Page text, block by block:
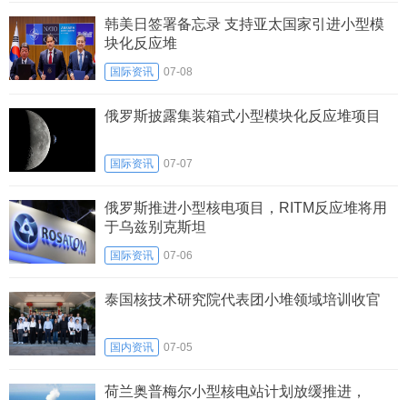
韩美日签署备忘录 支持亚太国家引进小型模
块化反应堆
国际资讯 07-08
俄罗斯披露集装箱式小型模块化反应堆项目
国际资讯 07-07
俄罗斯推进小型核电项目，RITM反应堆将用
于乌兹别克斯坦
国际资讯 07-06
泰国核技术研究院代表团小堆领域培训收官
国内资讯 07-05
荷兰奥普梅尔小型核电站计划放缓推进，